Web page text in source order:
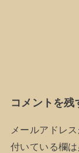
コメントを残
メールアドレ
付いている欄